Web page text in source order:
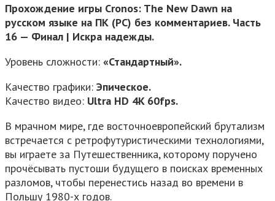
Прохождение игры Cronos: The New Dawn на
русском языке на ПК (PC) без комментариев. Часть
16 — Финал | Искра надежды.
Уровень сложности: «Стандартный».
Качество графики: Эпическое.
Качество видео: Ultra HD 4K 60fps.
В мрачном мире, где восточноевропейский брутализм
встречается с ретрофутуристическими технологиями,
вы играете за Путешественника, которому поручено
прочёсывать пустоши будущего в поисках временных
разломов, чтобы перенестись назад во времени в
Польшу 1980-х годов.